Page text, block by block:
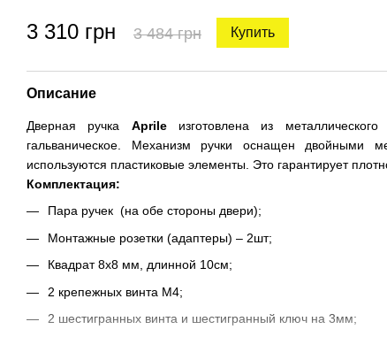
3 310 грн 3 484 грн Купить
Описание
Дверная ручка Aprileизготовлена из
гальваническое. Механизм ручки оснащен двойными
используются пластиковые элементы. Это гарантирует
Комплектация:
Пара ручек (на обе стороны двери);
Монтажные розетки (адаптеры) – 2шт;
Квадрат 8х8 мм, длинной 10см;
2 крепежных винта М4;
2 шестигранных винта и шестигранный ключ на 3мм;